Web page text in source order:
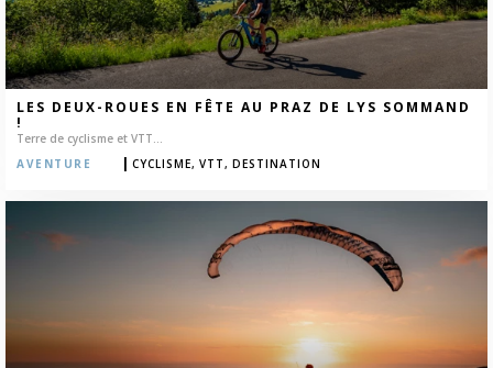
LES DEUX-ROUES EN FÊTE AU PRAZ DE LYS SOMMAND
!
Terre de cyclisme et VTT...
AVENTURE
| CYCLISME, VTT, DESTINATION